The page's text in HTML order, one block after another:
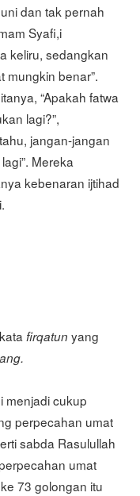
dan tak pernah
Syafi,i
keliru, sedangkan
mungkin benar”.
“Apakah fatwa
lagi?”,
jangan-jangan
Mereka
kebenaran ijtihad
firqatun yang
menjadi cukup
perpecahan umat
sabda Rasulullah
umat
73 golongan itu